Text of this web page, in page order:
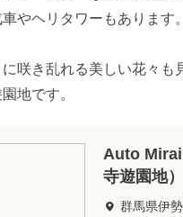
やヘリタワーもあります。
咲き乱れる美しい花々
地です。
Auto Mirai
寺遊園地）
群馬県伊